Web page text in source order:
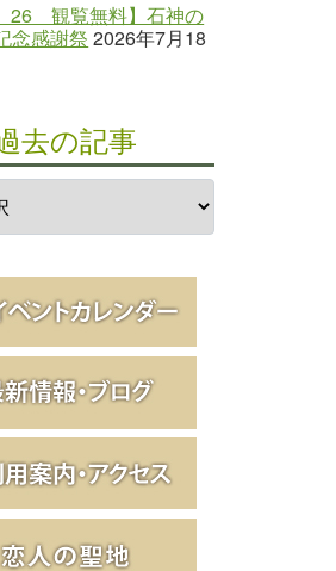
26 観覧無料】石神の
念感謝祭 2026年7月18
去の記事